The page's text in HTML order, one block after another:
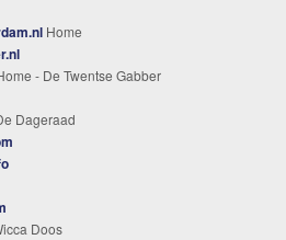
Home
- De Twentse Gabber
Dageraad
Doos